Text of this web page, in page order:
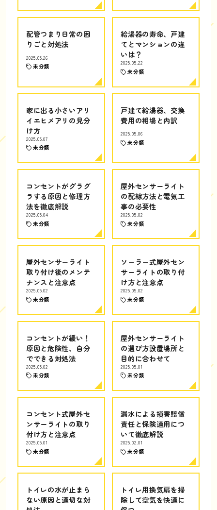
配管つまり日常の困
りごと対処法
2025.05.26
未分類
給湯器の寿命、戸建
てとマンションの違
いは？
2025.05.22
未分類
家に出る小さいアリ
イエヒメアリの見分
け方
2025.05.07
未分類
戸建て給湯器、交換
費用の相場と内訳
2025.05.06
未分類
コンセントがグラグ
ラする原因と修理方
法を徹底解説
2025.05.04
未分類
屋外センサーライト
の配線方法と電気工
事の必要性
2025.05.02
未分類
屋外センサーライト
取り付け後のメンテ
ナンスと注意点
2025.05.02
未分類
ソーラー式屋外セン
サーライトの取り付
け方と注意点
2025.05.02
未分類
コンセントが緩い！
原因と危険性、自分
でできる対処法
2025.05.02
未分類
屋外センサーライト
の選び方設置場所と
目的に合わせて
2025.05.01
未分類
コンセント式屋外セ
ンサーライトの取り
付け方と注意点
2025.05.01
未分類
漏水による損害賠償
責任と保険適用につ
いて徹底解説
2025.02.01
未分類
トイレの水が止まら
ない原因と適切な対
トイレ用換気扇を掃
除して空気を快適に